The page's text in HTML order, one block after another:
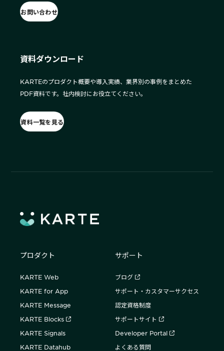
お問い合わせ
資料ダウンロード
KARTEのプロダクト概要や導入実績、業界別の事例をまとめた
PDF資料です。社内検討にお役立てください。
資料一覧を見る
プロダクト
KARTE Web
KARTE for App
KARTE Message
KARTE Blocks
KARTE Signals
KARTE Datahub
サポート
ブログ
サポート・カスタマーサクセス
認定資格制度
サポートサイト
Developer Portal
よくある質問